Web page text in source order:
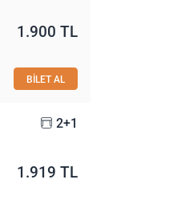
1.900 TL
BİLET AL
2+1
1.919 TL